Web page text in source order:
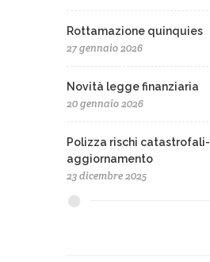
Rottamazione quinquies
27 gennaio 2026
Novità legge finanziaria
20 gennaio 2026
Polizza rischi catastrofali-
aggiornamento
23 dicembre 2025